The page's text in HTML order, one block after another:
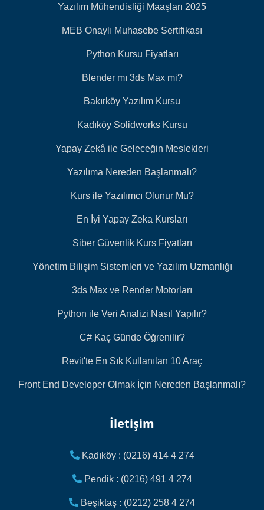
Yazılım Mühendisliği Maaşları 2025
MEB Onaylı Muhasebe Sertifikası
Python Kursu Fiyatları
Blender mı 3ds Max mi?
Bakırköy Yazılım Kursu
Kadıköy Solidworks Kursu
Yapay Zekâ ile Geleceğin Meslekleri
Yazılıma Nereden Başlanmalı?
Kurs ile Yazılımcı Olunur Mu?
En İyi Yapay Zeka Kursları
Siber Güvenlik Kurs Fiyatları
Yönetim Bilişim Sistemleri ve Yazılım Uzmanlığı
3ds Max ve Render Motorları
Python ile Veri Analizi Nasıl Yapılır?
C# Kaç Günde Öğrenilir?
Revit'te En Sık Kullanılan 10 Araç
Front End Developer Olmak İçin Nereden Başlanmalı?
İletişim
Kadıköy : (0216) 414 4 274
Pendik : (0216) 491 4 274
Beşiktaş : (0212) 258 4 274